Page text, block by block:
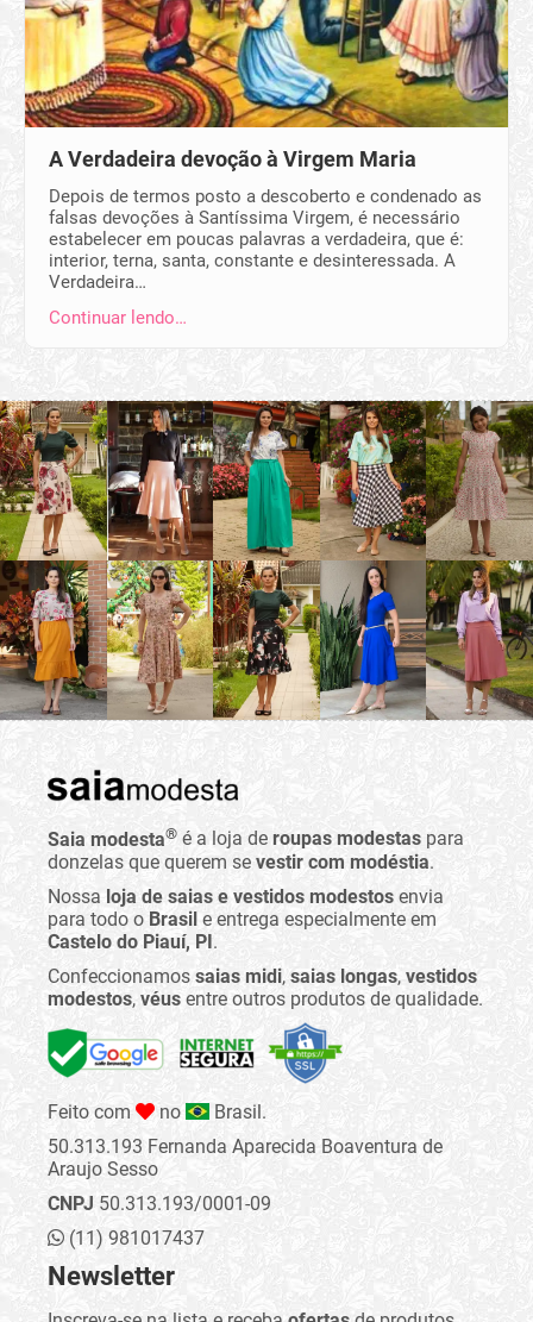
A Verdadeira devoção à Virgem Maria
Depois de termos posto a descoberto e condenado as
falsas devoções à Santíssima Virgem, é necessário
estabelecer em poucas palavras a verdadeira, que é:
interior, terna, santa, constante e desinteressada. A
Verdadeira…
Continuar lendo…
Saia modesta® é a loja de roupas modestas para
donzelas que querem se vestir com modéstia.
Nossa loja de saias e vestidos modestos envia
para todo o Brasil e entrega especialmente em
Castelo do Piauí, PI.
Confeccionamos saias midi, saias longas, vestidos
modestos, véus entre outros produtos de qualidade.
Feito com no
Brasil.
50.313.193 Fernanda Aparecida Boaventura de
Araujo Sesso
CNPJ 50.313.193/0001-09
(11) 981017437
Newsletter